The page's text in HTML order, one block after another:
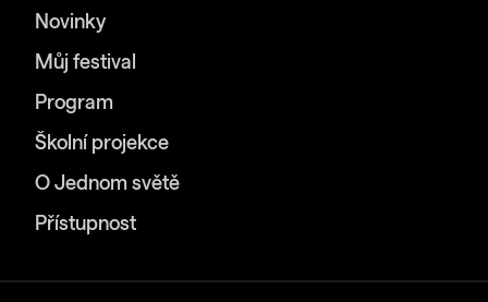
Novinky
Můj festival
Program
Školní projekce
O Jednom světě
Přístupnost